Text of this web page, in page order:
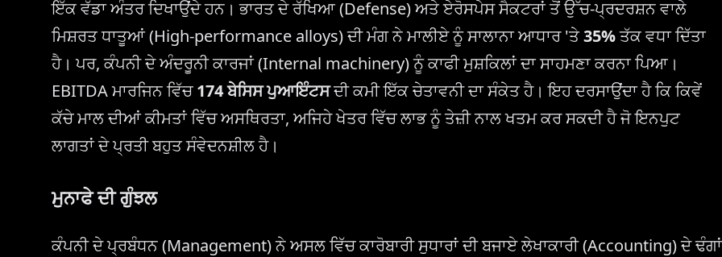
ਇੱਕ ਵੱਡਾ ਅੰਤਰ ਦਿਖਾਉਂਦੇ ਹਨ। ਭਾਰਤ ਦੇ ਰੱਖਿਆ (Defense) ਅਤੇ ਏਰੋਸਪੇਸ ਸੈਕਟਰਾਂ ਤੋਂ ਉੱਚ-ਪ੍ਰਦਰਸ਼ਨ ਵਾਲੇ
ਮਿਸ਼ਰਤ ਧਾਤੂਆਂ (High-performance alloys) ਦੀ ਮੰਗ ਨੇ ਮਾਲੀਏ ਨੂੰ ਸਾਲਾਨਾ ਆਧਾਰ 'ਤੇ35%ਤੱਕ ਵਧਾ ਦਿੱਤਾ
ਹੈ। ਪਰ, ਕੰਪਨੀ ਦੇ ਅੰਦਰੂਨੀ ਕਾਰਜਾਂ (Internal machinery) ਨੂੰ ਕਾਫੀ ਮੁਸ਼ਕਿਲਾਂ ਦਾ ਸਾਹਮਣਾ ਕਰਨਾ ਪਿਆ।
EBITDA ਮਾਰਜਿਨ ਵਿੱਚ174 ਬੇਸਿਸ ਪੁਆਇੰਟਸਦੀ ਕਮੀ ਇੱਕ ਚੇਤਾਵਨੀ ਦਾ ਸੰਕੇਤ ਹੈ। ਇਹ ਦਰਸਾਉਂਦਾ ਹੈ ਕਿ ਕਿਵੇਂ
ਕੱਚੇ ਮਾਲ ਦੀਆਂ ਕੀਮਤਾਂ ਵਿੱਚ ਅਸਥਿਰਤਾ, ਅਜਿਹੇ ਖੇਤਰ ਵਿੱਚ ਲਾਭ ਨੂੰ ਤੇਜ਼ੀ ਨਾਲ ਖਤਮ ਕਰ ਸਕਦੀ ਹੈ ਜੋ ਇਨਪੁਟ
ਲਾਗਤਾਂ ਦੇ ਪ੍ਰਤੀ ਬਹੁਤ ਸੰਵੇਦਨਸ਼ੀਲ ਹੈ।
ਮੁਨਾਫੇ ਦੀ ਗੁੰਝਲ
ਕੰਪਨੀ ਦੇ ਪ੍ਰਬੰਧਨ (Management) ਨੇ ਅਸਲ ਵਿੱਚ ਕਾਰੋਬਾਰੀ ਸੁਧਾਰਾਂ ਦੀ ਬਜਾਏ ਲੇਖਾਕਾਰੀ (Accounting) ਦੇ ਢੰਗਾਂ